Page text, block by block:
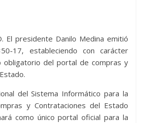
b
o
o
k
e
n
g
p
e
gr
a
m
a
g
e
El presidente Danilo Medina emitió
17, estableciendo con carácter
obligatorio del portal de compras y
del Sistema Informático para la
y Contrataciones del Estado
como único portal oficial para la